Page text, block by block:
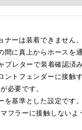
ナーは装着できません。
間に真上からホースを
ブレターで装着確認済
ントフェンダーに接触
必要です。
を基準とした設定です
フラーに接触しないよ